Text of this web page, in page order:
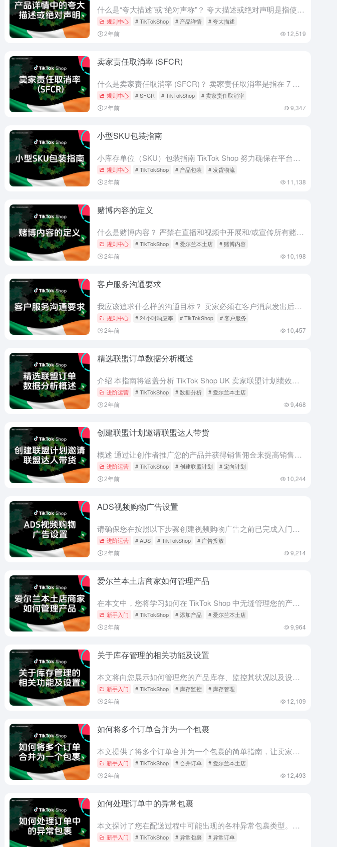
什么是“夸大描述”或“绝对声称”？ 夸大描述或绝对声明是指使用夸张语言来描述产品的陈述。除非这些陈述准确且可验证，否则平台不允许使用此类声明。 “夸大描述”或“绝对声称”的例子有哪些 示例： 声称使用...
规则中心 # TikTokShop # 产品详情 # 夸大描述
2年前 12,519
卖家应目标 LDR 低
卖家责任取消率 (SFCR)
什么是卖家责任取消率 (SFCR)？ 卖家责任取消率是指在 7 个日历日内，由卖家取消的所有订单或由于卖家的过错而取消的订单所占的百分比。 SFCR 包括所有： 因卖家过错而发起的取消（例如，缺货、定...
规则中心 # SFCR # TikTokShop # 卖家责任取消率
2年前 9,347
小型SKU包装指南
小库存单位（SKU）包装指南 TikTok Shop 努力确保在平台上销售的所有产品都能顺利发货。因此，本文为卖家提供了小型库存单位 (SKU) 订单的推荐包装方法。这些方法确保所销售的产品得到更好的...
规则中心 # TikTokShop # 产品包装 # 发货物流
2年前 11,138
赌博内容的定义
什么是赌博内容？ 严禁在直播和视频中开展和/或宣传所有赌博活动。TikTok Shop 也禁止销售与赌博相关的产品、服务和用具。 赌博有哪些例子？ 例子 A：卖家或创作者为用户提供掷骰子的机会，猜测正...
规则中心 # TikTokShop # 爱尔兰本土店 # 赌博内容
2年前 10,198
客户服务沟通要求
我应该追求什么样的沟通目标？ 卖家必须在客户消息发出后的 24 小时内回复客户询问。这将影响 24 小时回复率。 指标描述卖家目标24小时响应率在过去30天内，所有收到的聊天中，在24小时内响应的聊天...
规则中心 # 24小时响应率 # TikTokShop # 客户服务
2年前 10,457
精选联盟订单数据分析概述
介绍 本指南将涵盖分析 TikTok Shop UK 卖家联盟计划绩效的所有要素，重点介绍如何查看通过您的联盟计划生成的订单。 操作指南 前往您的 Affiliate Marketing Center...
进阶运营 # TikTokShop # 数据分析 # 爱尔兰本土店
2年前 9,468
创建联盟计划邀请联盟达人带货
概述 通过让创作者推广您的产品并获得销售佣金来提高销售额。 TikTok小店联盟计划使品牌/卖家能够与TikTok创作者和影响者建立合作关系，并对所产生的销售支付佣金。在联盟计划中，您可以找到适合您业...
进阶运营 # TikTokShop # 创建联盟计划 # 定向计划
2年前 10,244
ADS视频购物广告设置
请确保您在按照以下步骤创建视频购物广告之前已完成入门指南（链接）。 视频购物广告 设置广告活动 步骤 1：登录 TikTok 广告管理器 步骤 2：打开“Campaign（广告活动）”选项卡，点击“C...
进阶运营 # ADS # TikTokShop # 广告投放
2年前 9,214
爱尔兰本土店商家如何管理产品
在本文中，您将学习如何在 TikTok Shop 中无缝管理您的产品。管理您的产品是您成功的关键部分。首先，请查看下面的流程概述，了解如何在 TikTok Shop 中管理您的产品的总体步骤。 卖家需...
新手入门 # TikTokShop # 添加产品 # 爱尔兰本土店
2年前 9,964
关于库存管理的相关功能及设置
本文将向您展示如何管理您的产品库存、监控其状况以及设置警报以提醒您更新产品库存。 库存管理的好处 库存仪表板 要访问仪表板，请导航到 Products（产品） > Manage Stock（管理库存...
新手入门 # TikTokShop # 库存监控 # 库存管理
2年前 12,109
如何将多个订单合并为一个包裹
本文提供了将多个订单合并为一个包裹的简单指南，让卖家能够高效地管理订单和发货。通过遵循本指南，卖家可以提高物流效率并有效简化运营。 合并订单的好处 合并订单的标准 为了简化卖家的操作并提升体验，当满足...
新手入门 # TikTokShop # 合并订单 # 爱尔兰本土店
2年前 12,493
如何处理订单中的异常包裹
本文探讨了您在配送过程中可能出现的各种异常包裹类型。通过了解这些内容，您将能够了解可能发生的问题以及如何解决这些问题，以便您能够在规定时间内完成并发货。 什么是异常包裹 在卖家中心的“Manage O...
新手入门 # TikTokShop # 异常包裹 # 异常订单